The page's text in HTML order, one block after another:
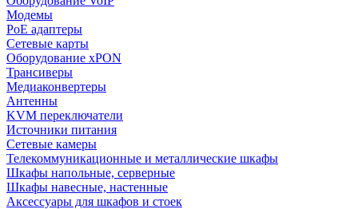
Модемы
PoE адаптеры
Сетевые карты
Оборудование xPON
Трансиверы
Медиаконвертеры
Антенны
KVM переключатели
Источники питания
Сетевые камеры
Телекоммуникационные и металлические шкафы
Шкафы напольные, серверные
Шкафы навесные, настенные
Аксессуары для шкафов и стоек